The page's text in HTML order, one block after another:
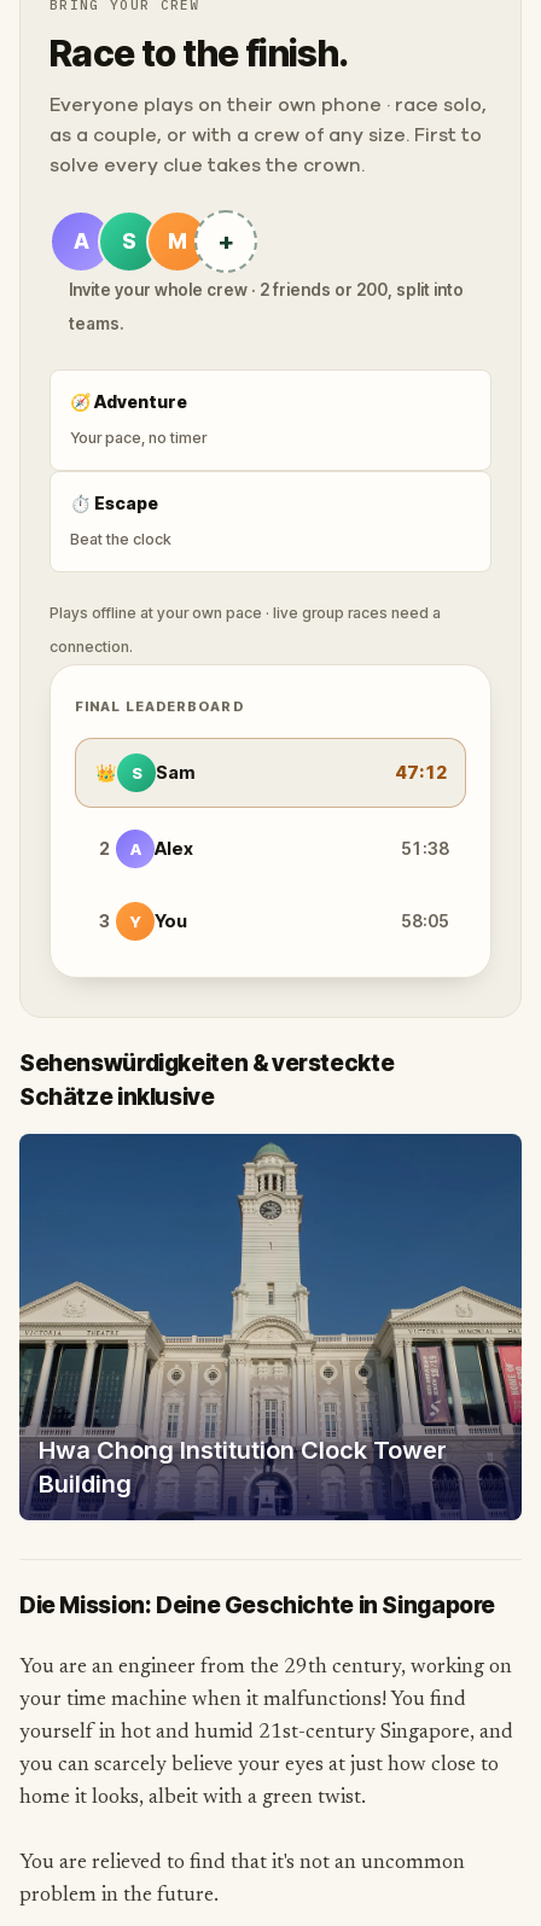
BRING YOUR CREW
Race to the finish.
Everyone plays on their own phone · race solo,
as a couple, or with a crew of any size. First to
solve every clue takes the crown.
A S M +
Invite your whole crew · 2 friends or 200, split into
teams.
🧭Adventure
Your pace, no timer
⏱ Escape
Beat the clock
Plays offline at your own pace · live group races need a
connection.
FINAL LEADERBOARD
👑 S Sam 47:12
2 A Alex 51:38
3 Y You 58:05
Sehenswürdigkeiten & versteckte
Schätze inklusive
Hwa Chong Institution Clock Tower
Building
Die Mission: Deine Geschichte in Singapore
You are an engineer from the 29th century, working on
your time machine when it malfunctions! You find
yourself in hot and humid 21st-century Singapore, and
you can scarcely believe your eyes at just how close to
home it looks, albeit with a green twist.
You are relieved to find that it's not an uncommon
problem in the future.